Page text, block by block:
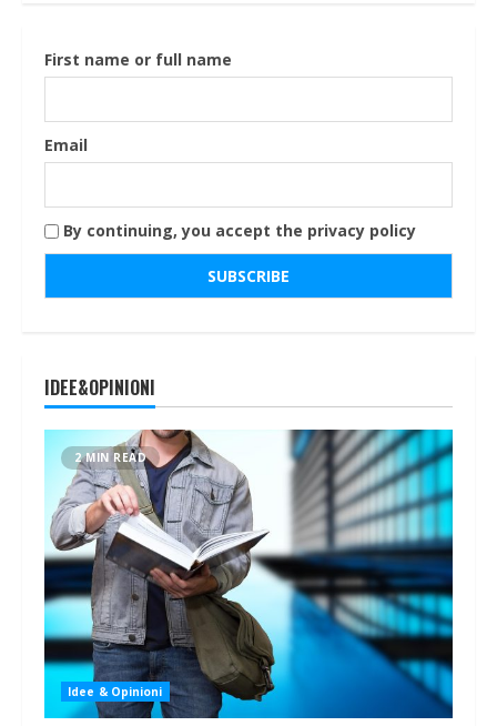
First name or full name
Email
By continuing, you accept the privacy policy
IDEE&OPINIONI
2 MIN READ
Idee & Opinioni